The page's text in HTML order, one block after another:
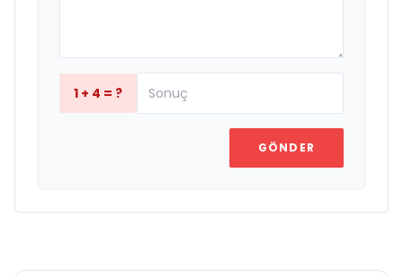
1 + 4 = ?
GÖNDER